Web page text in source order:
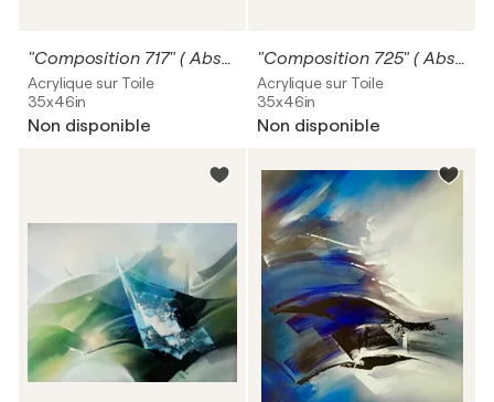
"Composition 717" ( Abstraction lyrique )
Acrylique sur Toile
35x46in
Non disponible
"Composition 725" ( Abstraction lyrique )
Acrylique sur Toile
35x46in
Non disponible